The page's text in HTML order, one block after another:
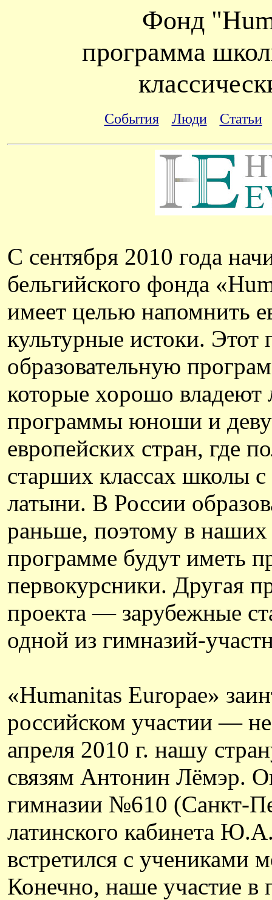
Фонд
программа
События Люди Статьи
С сентября 2010 года
бельгийского фонда
имеет целью напомнить
культурные истоки. Этот
образовательную
которые хорошо
программы юноши и
европейских стран, где
старших классах школы
латыни. В России
раньше, поэтому в наших
программе будут иметь
первокурсники. Другая
проекта — зарубежные
одной из гимназий-
«Humanitas Europae»
российском участии —
апреля 2010 г. нашу
связям Антонин Лёмэр.
гимназии №610 (Санкт-
латинского кабинета
встретился с
Конечно, наше участие в